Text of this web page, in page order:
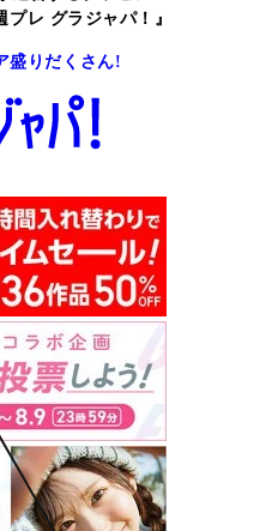
レ グラジャパ！』
盛りだくさん!